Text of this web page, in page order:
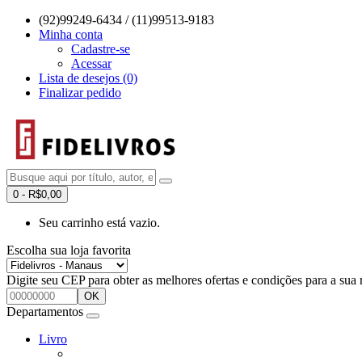
(92)99249-6434 / (11)99513-9183
Minha conta
Cadastre-se
Acessar
Lista de desejos (0)
Finalizar pedido
0 - R$0,00
Seu carrinho está vazio.
Escolha sua loja favorita
Digite seu CEP para obter as melhores ofertas e condições para a sua
OK
Departamentos
Livro